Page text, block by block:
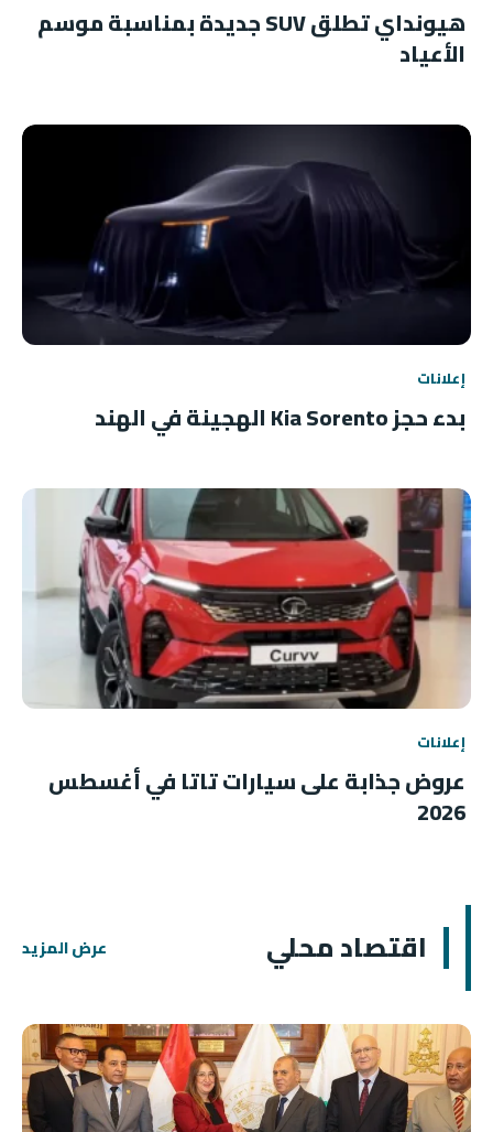
هيونداي تطلق SUV جديدة بمناسبة موسم
الأعياد
إعلانات
بدء حجز Kia Sorento الهجينة في الهند
إعلانات
عروض جذابة على سيارات تاتا في أغسطس
2026
اقتصاد محلي عرض المزيد